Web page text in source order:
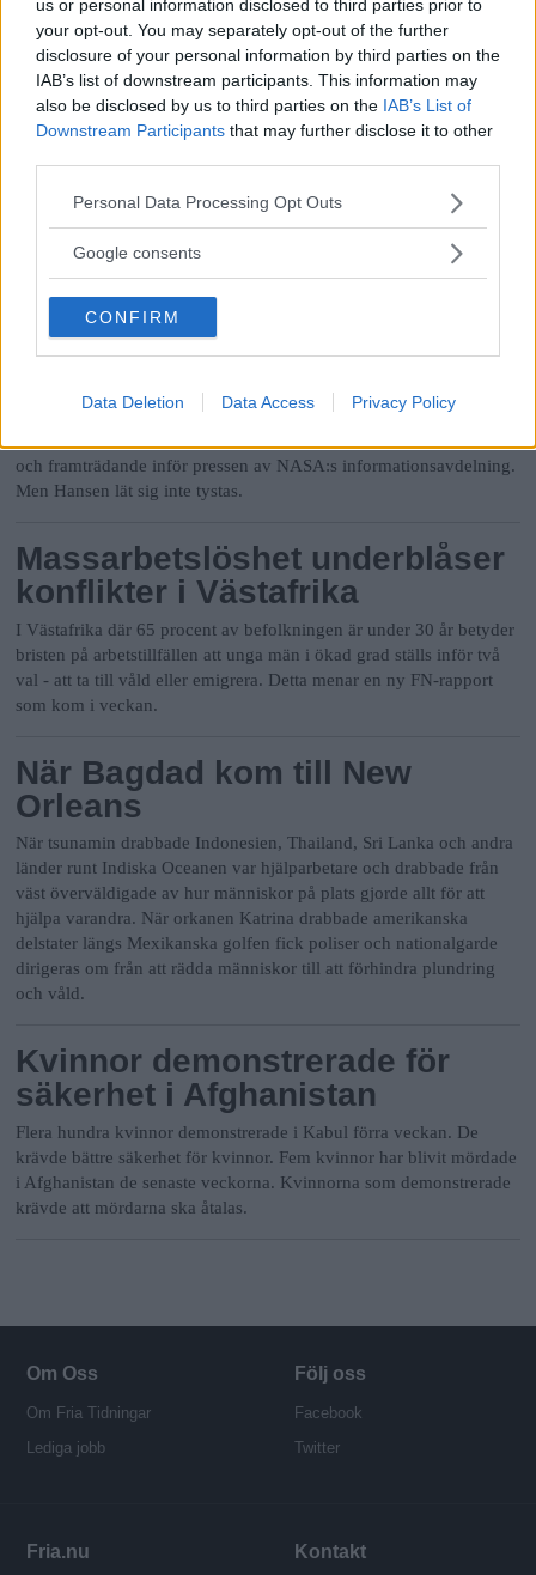
us or personal information disclosed to third parties prior to
your opt-out. You may separately opt-out of the further
disclosure of your personal information by third parties on the
IAB’s list of downstream participants. This information may
also be disclosed by us to third parties on the IAB’s List of
Downstream Participants that may further disclose it to other
Please note that this website/app uses one or more Google
not limited to your visit or usage behaviour. You may click to
use your data for below specified purposes in below Google
consent section.
Personal Data Processing Opt Outs
Google consents
CONFIRM
Data Deletion Data Access Privacy Policy
REKOMMENDERADE ARTIKLAR
Forskare i USA får inte tala fritt
James Hansen forskar om klimatet vid Nasa. Han sa till folk i USA
honom. De tog bort information från hans webbsidor. De försökte
hindra honom från att tala med media. Men Hansen säger vad han
vill ändå.
NASA försökte tysta
klimatforskare
Sedan den ledande klimatforskaren James Hansen vid NASA gick
ut till allmänheten i USA för att söka stöd för en omedelbar
och framträdande inför pressen av NASA:s informationsavdelning.
Men Hansen lät sig inte tystas.
Massarbetslöshet underblåser
konflikter i Västafrika
I Västafrika där 65 procent av befolkningen är under 30 år betyder
bristen på arbetstillfällen att unga män i ökad grad ställs inför två
val - att ta till våld eller emigrera. Detta menar en ny FN-rapport
som kom i veckan.
När Bagdad kom till New
Orleans
När tsunamin drabbade Indonesien, Thailand, Sri Lanka och andra
länder runt Indiska Oceanen var hjälparbetare och drabbade från
väst överväldigade av hur människor på plats gjorde allt för att
hjälpa varandra. När orkanen Katrina drabbade amerikanska
delstater längs Mexikanska golfen fick poliser och nationalgarde
dirigeras om från att rädda människor till att förhindra plundring
och våld.
Kvinnor demonstrerade för
säkerhet i Afghanistan
Flera hundra kvinnor demonstrerade i Kabul förra veckan. De
krävde bättre säkerhet för kvinnor. Fem kvinnor har blivit mördade
i Afghanistan de senaste veckorna. Kvinnorna som demonstrerade
krävde att mördarna ska åtalas.
Om Oss
Om Fria Tidningar
Lediga jobb
Följ oss
Facebook
Twitter
Fria.nu Kontakt